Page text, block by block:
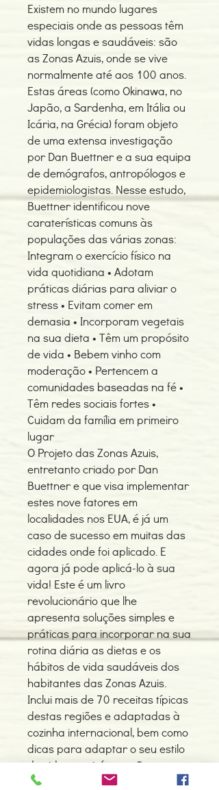
Existem no mundo lugares
especiais onde as pessoas têm
vidas longas e saudáveis: são
as Zonas Azuis, onde se vive
normalmente até aos 100 anos.
Estas áreas (como Okinawa, no
Japão, a Sardenha, em Itália ou
Icária, na Grécia) foram objeto
de uma extensa investigação
por Dan Buettner e a sua equipa
de demógrafos, antropólogos e
epidemiologistas. Nesse estudo,
Buettner identificou nove
caraterísticas comuns às
populações das várias zonas:
Integram o exercício físico na
vida quotidiana • Adotam
práticas diárias para aliviar o
stress • Evitam comer em
demasia • Incorporam vegetais
na sua dieta • Têm um propósito
de vida • Bebem vinho com
moderação • Pertencem a
comunidades baseadas na fé •
Têm redes sociais fortes •
Cuidam da família em primeiro
lugar
O Projeto das Zonas Azuis,
entretanto criado por Dan
Buettner e que visa implementar
estes nove fatores em
localidades nos EUA, é já um
caso de sucesso em muitas das
cidades onde foi aplicado. E
agora já pode aplicá-lo à sua
vida! Este é um livro
revolucionário que lhe
apresenta soluções simples e
práticas para incorporar na sua
rotina diária as dietas e os
hábitos de vida saudáveis dos
habitantes das Zonas Azuis.
Inclui mais de 70 receitas típicas
destas regiões e adaptadas à
cozinha internacional, bem como
dicas para adaptar o seu estilo
de vida, com informação passo
a passo.